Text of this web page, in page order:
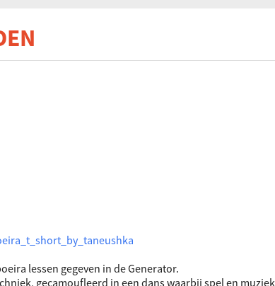
lessen gegeven in de Generator.
gecamoufleerd in een dans waarbij spel en